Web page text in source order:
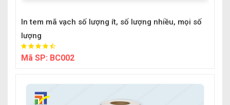
In tem mã vạch số lượng ít, số lượng nhiều, mọi số
lượng
Mã SP: BC002